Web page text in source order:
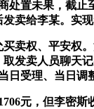
未果，截止
卖给李某。实现
权、平安权
发卖人员聊
受理、当日
元，但李密斯